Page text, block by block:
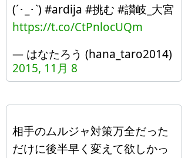
(´･_･`) #ardija #挑む #讃岐_大宮
https://t.co/CtPnlocUQm
— はなたろう (hana_taro2014)
2015, 11月 8
相手のムルジャ対策万全だった
だけに後半早く変えて欲しかっ